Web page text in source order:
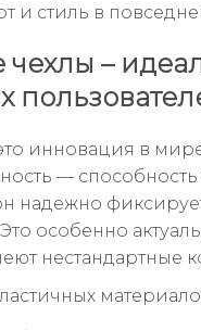
и стиль в
чехлы –
инновация в мире
— способность
надежно
особенно
нестандартные